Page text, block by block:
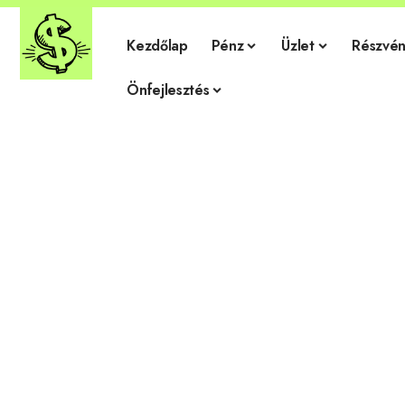
Kezdőlap Pénz Üzlet
Önfejlesztés